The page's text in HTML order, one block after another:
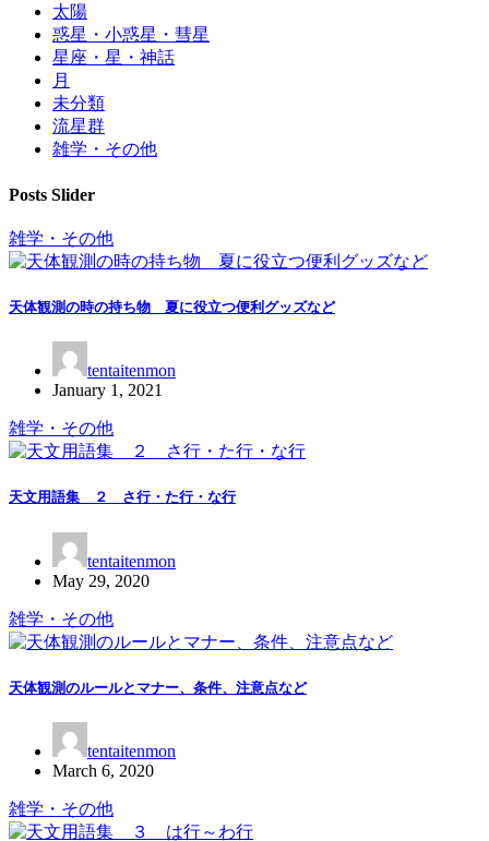
太陽
惑星・小惑星・彗星
星座・星・神話
月
未分類
流星群
雑学・その他
Posts Slider
雑学・その他
天体観測の時の持ち物 夏に役立つ便利グッズなど
tentaitenmon
January 1, 2021
雑学・その他
天文用語集 ２ さ行・た行・な行
tentaitenmon
May 29, 2020
雑学・その他
天体観測のルールとマナー、条件、注意点など
tentaitenmon
March 6, 2020
雑学・その他